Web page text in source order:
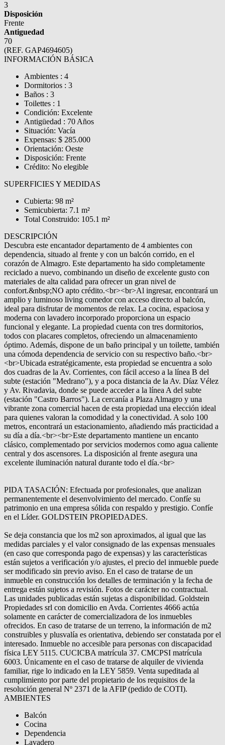
3
Disposición
Frente
Antiguedad
70
(REF. GAP4694605)
INFORMACIÓN BÁSICA
Ambientes : 4
Dormitorios : 3
Baños : 3
Toilettes : 1
Condición: Excelente
Antigüedad : 70 Años
Situación: Vacía
Expensas: $ 285.000
Orientación: Oeste
Disposición: Frente
Crédito: No elegible
SUPERFICIES Y MEDIDAS
Cubierta: 98 m²
Semicubierta: 7.1 m²
Total Construido: 105.1 m²
DESCRIPCIÓN
Descubra este encantador departamento de 4 ambientes con
dependencia, situado al frente y con un balcón corrido, en el
corazón de Almagro. Este departamento ha sido completamente
reciclado a nuevo, combinando un diseño de excelente gusto con
materiales de alta calidad para ofrecer un gran nivel de
confort.&nbsp;NO apto crédito.<br><br>Al ingresar, encontrará un
amplio y luminoso living comedor con acceso directo al balcón,
ideal para disfrutar de momentos de relax. La cocina, espaciosa y
moderna con lavadero incorporado proporciona un espacio
funcional y elegante. La propiedad cuenta con tres dormitorios,
todos con placares completos, ofreciendo un almacenamiento
óptimo. Además, dispone de un baño principal y un toilette, también
una cómoda dependencia de servicio con su respectivo baño.<br>
<br>Ubicada estratégicamente, esta propiedad se encuentra a solo
dos cuadras de la Av. Corrientes, con fácil acceso a la línea B del
subte (estación "Medrano"), y a poca distancia de la Av. Díaz Vélez
y Av. Rivadavia, donde se puede acceder a la línea A del subte
(estación "Castro Barros"). La cercanía a Plaza Almagro y una
vibrante zona comercial hacen de esta propiedad una elección ideal
para quienes valoran la comodidad y la conectividad. A solo 100
metros, encontrará un estacionamiento, añadiendo más practicidad a
su día a día.<br><br>Este departamento mantiene un encanto
clásico, complementado por servicios modernos como agua caliente
central y dos ascensores. La disposición al frente asegura una
excelente iluminación natural durante todo el día.<br>
PIDA TASACIÓN: Efectuada por profesionales, que analizan
permanentemente el desenvolvimiento del mercado. Confíe su
patrimonio en una empresa sólida con respaldo y prestigio. Confíe
en el Líder. GOLDSTEIN PROPIEDADES.
Se deja constancia que los m2 son aproximados, al igual que las
medidas parciales y el valor consignado de las expensas mensuales
(en caso que corresponda pago de expensas) y las características
están sujetos a verificación y/o ajustes, el precio del inmueble puede
ser modificado sin previo aviso. En el caso de tratarse de un
inmueble en construcción los detalles de terminación y la fecha de
entrega están sujetos a revisión. Fotos de carácter no contractual.
Las unidades publicadas están sujetas a disponibilidad. Goldstein
Propiedades srl con domicilio en Avda. Corrientes 4666 actúa
solamente en carácter de comercializadora de los inmuebles
ofrecidos. En caso de tratarse de un terreno, la información de m2
construibles y plusvalía es orientativa, debiendo ser constatada por el
interesado. Inmueble no accesible para personas con discapacidad
física LEY 5115. CUCICBA matrícula 37. CMCPSI matrícula
6003. Únicamente en el caso de tratarse de alquiler de vivienda
familiar, rige lo indicado en la LEY 5859. Venta supeditada al
cumplimiento por parte del propietario de los requisitos de la
resolución general Nº 2371 de la AFIP (pedido de COTI).
AMBIENTES
Balcón
Cocina
Dependencia
Lavadero